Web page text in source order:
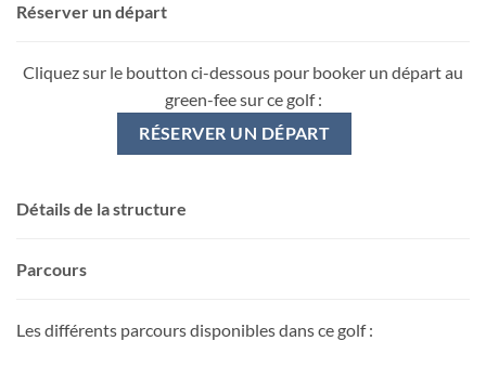
Réserver un départ
Cliquez sur le boutton ci-dessous pour booker un départ au
green-fee sur ce golf :
RÉSERVER UN DÉPART
Détails de la structure
Parcours
Les différents parcours disponibles dans ce golf :